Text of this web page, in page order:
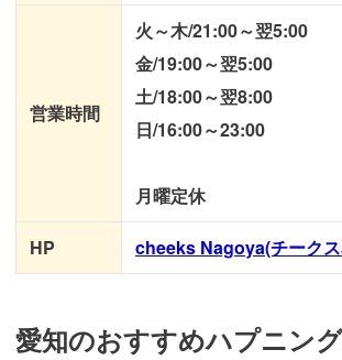
営業時間
火～木/21:00～翌5:00
金/19:00～翌5:00
土/18:00～翌8:00
日/16:00～23:00
月曜定休
HP cheeks Nagoya(チーク
愛知のおすすめハプニン